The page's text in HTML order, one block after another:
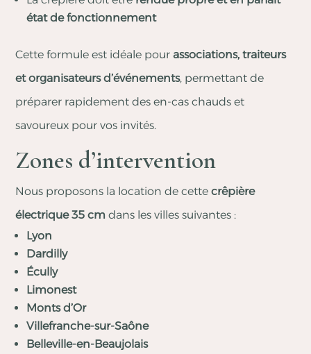
état de fonctionnement
Cette formule est idéale pourassociations, traiteurs
et organisateurs d’événements, permettant de
préparer rapidement des en-cas chauds et
savoureux pour vos invités.
Zones d’intervention
Nous proposons la location de cettecrêpière
électrique 35 cm dans les villes suivantes :
Lyon
Dardilly
Écully
Limonest
Monts d’Or
Villefranche-sur-Saône
Belleville-en-Beaujolais